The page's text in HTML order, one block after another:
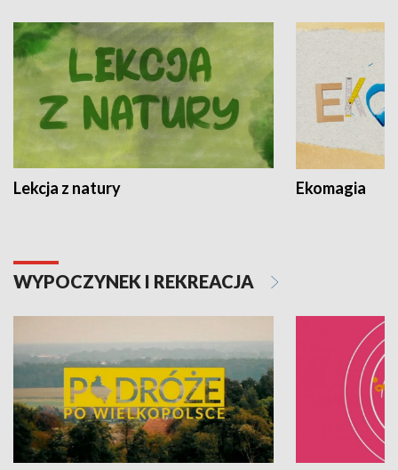
Lekcja z natury Ekomagia
WYPOCZYNEK I REKREACJA